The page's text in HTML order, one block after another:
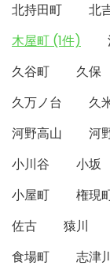
北持田町
北
木屋町 (1件)
久谷町
久保
久万ノ台
久
河野高山
河
小川谷
小坂
小屋町
権現
佐古
猿川
食場町
志津